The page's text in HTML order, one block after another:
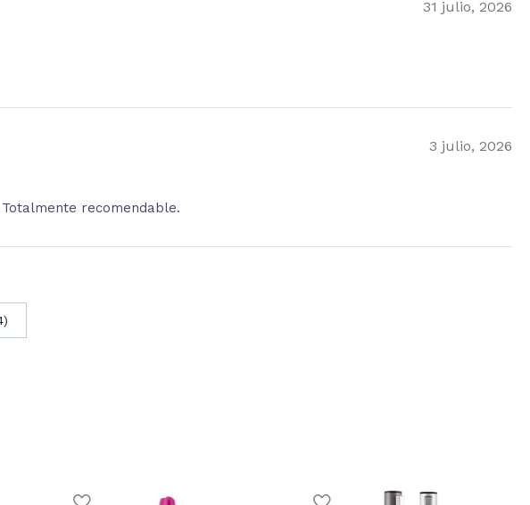
31 julio, 2026
3 julio, 2026
recomendable.